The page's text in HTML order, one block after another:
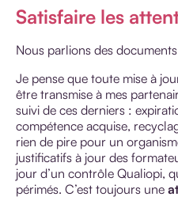
Satisfaire les
Nous parlions des
Je pense que toute mise à
être transmise à mes
suivi de ces derniers :
compétence acquise,
rien de pire pour un
justificatifs à jour des
jour d’un contrôle Qualiopi,
périmés. C’est toujours une